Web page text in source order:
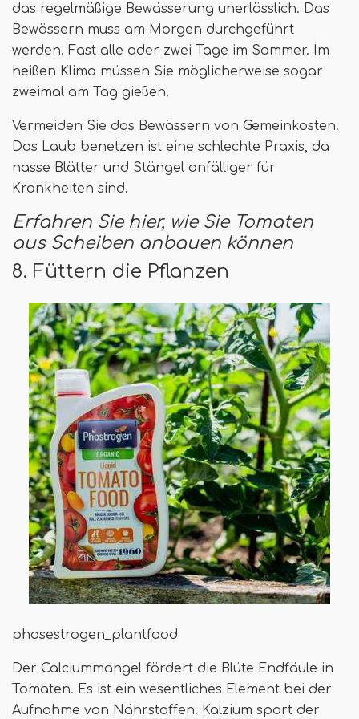
das regelmäßige Bewässerung unerlässlich. Das
Bewässern muss am Morgen durchgeführt
werden. Fast alle oder zwei Tage im Sommer. Im
heißen Klima müssen Sie möglicherweise sogar
zweimal am Tag gießen.
Vermeiden Sie das Bewässern von Gemeinkosten.
Das Laub benetzen ist eine schlechte Praxis, da
nasse Blätter und Stängel anfälliger für
Krankheiten sind.
Erfahren Sie hier, wie Sie Tomaten
aus Scheiben anbauen können
8. Füttern die Pflanzen
phosestrogen_plantfood
Der Calciummangel fördert die Blüte Endfäule in
Tomaten. Es ist ein wesentliches Element bei der
Aufnahme von Nährstoffen. Kalzium spart der